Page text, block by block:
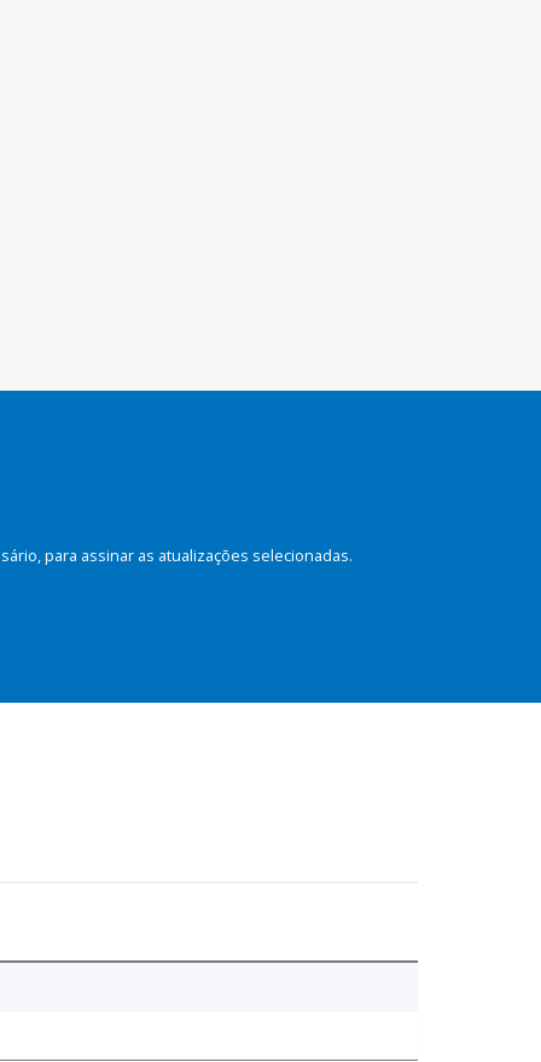
para assinar as atualizações selecionadas.